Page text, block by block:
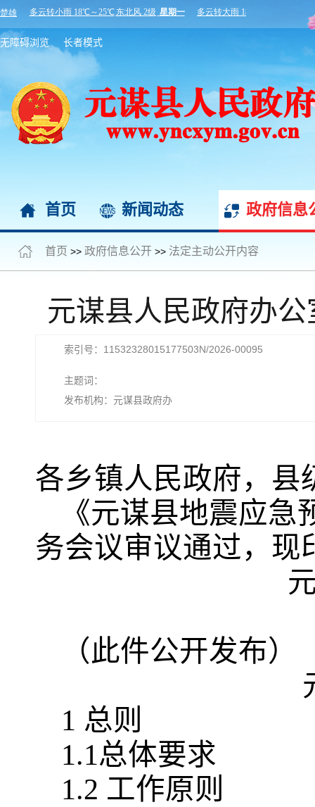
无障碍浏览 长者模式
首页 新闻动态 政府信息
首页 >> 政府信息公开 >> 法定主动公开内容
元谋县人民政府办
索引号：11532328015177503N/2026-00095
主题词：
发布机构：元谋县政府办
各乡镇人民政府，县
《元谋县地震应
务会议审议通过，现
（此件公开发布）
1 总则
1.1总体要求
1.2 工作原则